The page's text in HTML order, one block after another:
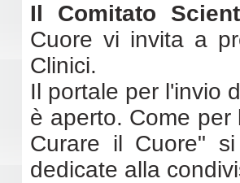
Il Comitato
Cuore vi invita a
Clinici.
Il portale per l'invio
è aperto. Come
Curare il Cuore"
dedicate alla